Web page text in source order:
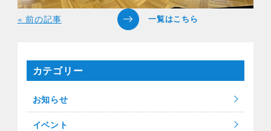
« 前の記事
カテゴリー
お知らせ
イベント